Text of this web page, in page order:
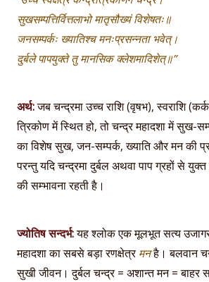
सुखसम्पत्तिर्वित्तलाभो मातृसौख्यं विशेषतः॥
जनसम्पर्कः ख्यातिश्च मनःप्रसन्नता भवेत्।
दुर्बले पापयुक्ते तु मानसिक क्लेशमादिशेत्॥”
अर्थ:जब चन्द्रमा उच्च राशि (वृषभ), स्वराशि
त्रिकोण में स्थित हो, तो चन्द्र महादशा में सुख-
का विशेष सुख, जन-सम्पर्क, ख्याति और मन की
परन्तु यदि चन्द्रमा दुर्बल अथवा पाप ग्रहों से
की सम्भावना रहती है।
ज्योतिष सन्दर्भ:यह श्लोक एक मूलभूत सत्य
महादशा का सबसे बड़ा रणक्षेत्रमनहै। बलवान
सुखी जीवन। दुर्बल चन्द्र = अशान्त मन = बाहर